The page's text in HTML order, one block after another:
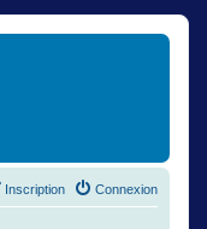
Connexion
Inscription